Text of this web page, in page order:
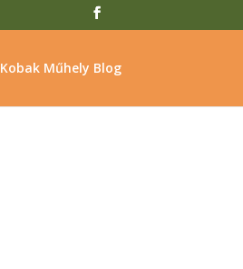
Kobak Műhely Blog